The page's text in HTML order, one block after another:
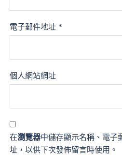
電子郵件地址 *
個人網站網址
在瀏覽器中儲存顯示名稱、電子
址，以供下次發佈留言時使用。